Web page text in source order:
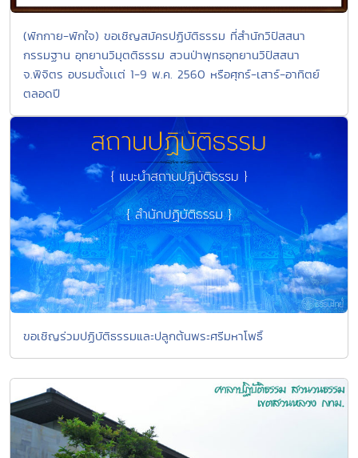
(พักกาย-พักใจ) ขอเชิญสมัครปฏิบัติธรรม ที่สำนักวิปัสสนา
กรรมฐาน อุทยานวิมุตติธรรม สวนป่าพุทธอุทยานวิปัสสนา
จ.พิจิตร อบรมตั้งเเต่ 1-9 พ.ค. 2560 หรือศุกร์-เสาร์-อาทิตย์
ตลอดปี
ขอเชิญร่วมปฏิบัติธรรมและปลูกต้นพระศรีมหาโพธิ์